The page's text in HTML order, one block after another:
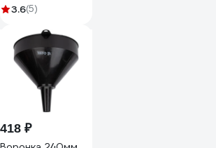
действия
к8169(47916)
3.6(5)
418 ₽